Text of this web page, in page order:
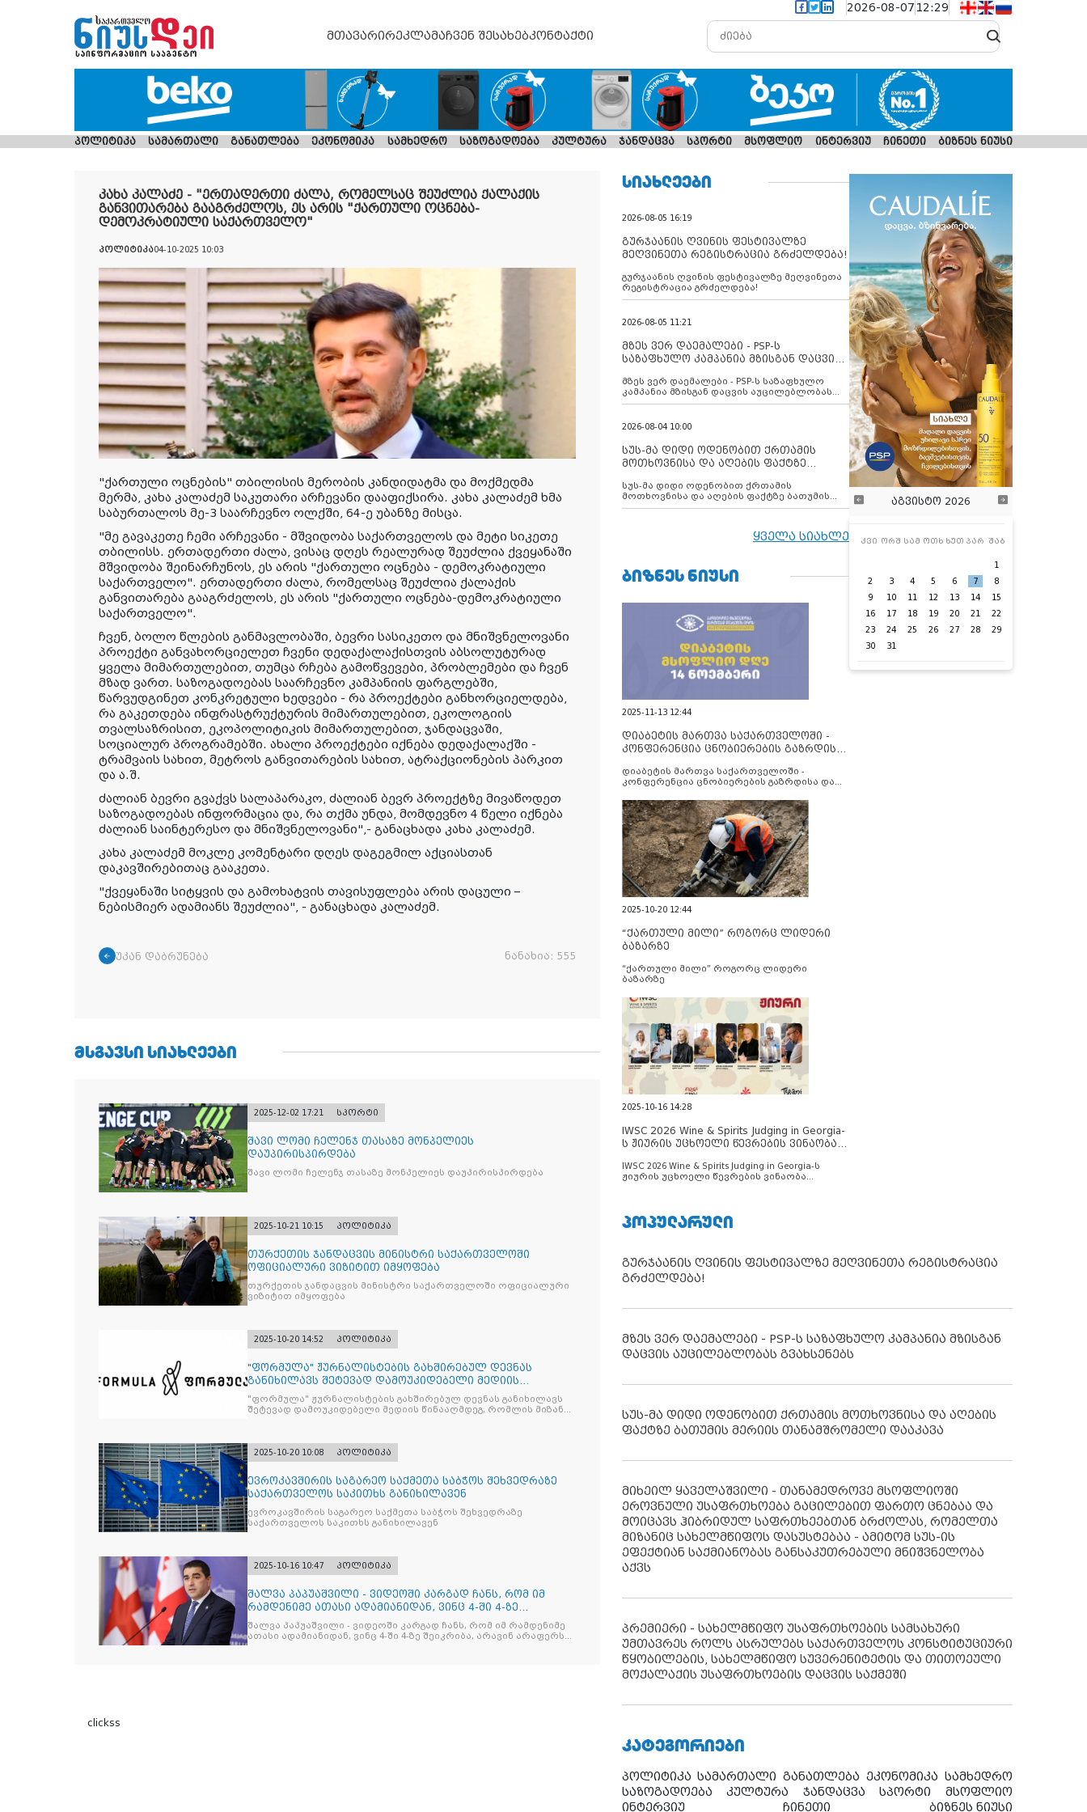
2026-08-07 12:29
მთავარირეკლამაჩვენ შესახებკონტაქტი
პოლიტიკა სამართალი განათლება ეკონომიკა სამხედრო საზოგადოება კულტურა ჯანდაცვა სპორტი მსოფლიო ინტერვიუ ჩინეთი ბიზნეს ნიუსი
კახა კალაძე - "ერთადერთი ძალა, რომელსაც შეუძლია ქალაქის
განვითარება გააგრძელოს, ეს არის "ქართული ოცნება-
დემოკრატიული საქართველო"
პოლიტიკა04-10-2025 10:03
"ქართული ოცნების" თბილისის მერობის კანდიდატმა და მოქმედმა
მერმა, კახა კალაძემ საკუთარი არჩევანი დააფიქსირა. კახა კალაძემ ხმა
საბურთალოს მე-3 საარჩევნო ოლქში, 64-ე უბანზე მისცა.
"მე გავაკეთე ჩემი არჩევანი - მშვიდობა საქართველოს და მეტი სიკეთე
თბილისს. ერთადერთი ძალა, ვისაც დღეს რეალურად შეუძლია ქვეყანაში
მშვიდობა შეინარჩუნოს, ეს არის "ქართული ოცნება - დემოკრატიული
საქართველო". ერთადერთი ძალა, რომელსაც შეუძლია ქალაქის
განვითარება გააგრძელოს, ეს არის "ქართული ოცნება-დემოკრატიული
საქართველო".
ჩვენ, ბოლო წლების განმავლობაში, ბევრი სასიკეთო და მნიშვნელოვანი
პროექტი განვახორციელეთ ჩვენი დედაქალაქისთვის აბსოლუტურად
ყველა მიმართულებით, თუმცა რჩება გამოწვევები, პრობლემები და ჩვენ
მზად ვართ. საზოგადოებას საარჩევნო კამპანიის ფარგლებში,
წარვუდგინეთ კონკრეტული ხედვები - რა პროექტები განხორციელდება,
რა გაკეთდება ინფრასტრუქტურის მიმართულებით, ეკოლოგიის
თვალსაზრისით, ეკოპოლიტიკის მიმართულებით, ჯანდაცვაში,
სოციალურ პროგრამებში. ახალი პროექტები იქნება დედაქალაქში -
ტრამვაის სახით, მეტროს განვითარების სახით, ატრაქციონების პარკით
და ა.შ.
ძალიან ბევრი გვაქვს სალაპარაკო, ძალიან ბევრ პროექტზე მივაწოდეთ
საზოგადოებას ინფორმაცია და, რა თქმა უნდა, მომდევნო 4 წელი იქნება
ძალიან საინტერესო და მნიშვნელოვანი",- განაცხადა კახა კალაძემ.
კახა კალაძემ მოკლე კომენტარი დღეს დაგეგმილ აქციასთან
დაკავშირებითაც გააკეთა.
"ქვეყანაში სიტყვის და გამოხატვის თავისუფლება არის დაცული –
ნებისმიერ ადამიანს შეუძლია", - განაცხადა კალაძემ.
უკან დაბრუნება ნანახია: 555
ᲛᲡᲒᲐᲕᲡᲘ ᲡᲘᲐᲮᲚᲔᲔᲑᲘ
2025-12-02 17:21 სპორტი
შავი ლომი ჩელენჯ თასაზე მონპელიეს
დაუპირისპირდება
შავი ლომი ჩელენჯ თასაზე მონპელიეს დაუპირისპირდება
2025-10-21 10:15 პოლიტიკა
თურქეთის ჯანდაცვის მინისტრი საქართველოში
ოფიციალური ვიზიტით იმყოფება
თურქეთის ჯანდაცვის მინისტრი საქართველოში ოფიციალური
ვიზიტით იმყოფება
2025-10-20 14:52 პოლიტიკა
"ფორმულა" ჟურნალისტების გახშირებულ დევნას
განიხილავს შეტევად დამოუკიდებელი მედიის
წინააღმდ
"ფორმულა" ჟურნალისტების გახშირებულ დევნას განიხილავს
შეტევად დამოუკიდებელი მედიის წინააღმდეგ, რომლის მიზანი
2025-10-20 10:08 პოლიტიკა
ევროკავშირის საგარეო საქმეთა საბჭოს შეხვედრაზე
საქართველოს საკითხს განიხილავენ
ევროკავშირის საგარეო საქმეთა საბჭოს შეხვედრაზე
საქართველოს საკითხს განიხილავენ
2025-10-16 10:47 პოლიტიკა
შალვა პაპუაშვილი - ვიდეოში კარგად ჩანს, რომ იმ
რამდენიმე ათასი ადამიანიდან, ვინც 4-ში 4-ზე
შეიკრიბა,
შალვა პაპუაშვილი - ვიდეოში კარგად ჩანს, რომ იმ რამდენიმე
ათასი ადამიანიდან, ვინც 4-ში 4-ზე შეიკრიბა, არავინ არაფერს
clickss
ᲡᲘᲐᲮᲚᲔᲔᲑᲘ
2026-08-05 16:19
გურჯაანის ღვინის ფესტივალზე
მეღვინეთა რეგისტრაცია გრძელდება!
გურჯაანის ღვინის ფესტივალზე მეღვინეთა
რეგისტრაცია გრძელდება!
2026-08-05 11:21
მზეს ვერ დაემალები - PSP-ს
საზაფხულო კამპანია მზისგან დაცვის
მზეს ვერ დაემალები - PSP-ს საზაფხულო
კამპანია მზისგან დაცვის აუცილებლობას
გვახსენებს
2026-08-04 10:00
სუს-მა დიდი ოდენობით ქრთამის
მოთხოვნისა და აღების ფაქტზე
დააკავა
სუს-მა დიდი ოდენობით ქრთამის
მოთხოვნისა და აღების ფაქტზე ბათუმის
მერიის თანამშრომელი დააკავა
ყველა სიახლე
ᲑᲘᲖᲜᲔᲡ ᲜᲘᲣᲡᲘ
2025-11-13 12:44
დიაბეტის მართვა საქართველოში -
კონფერენცია ცნობიერების გაზრდისა
დიაბეტის მართვა საქართველოში -
კონფერენცია ცნობიერების გაზრდისა და
2025-10-20 12:44
“ქართული მილი” როგორც ლიდერი
ბაზარზე
“ქართული მილი” როგორც ლიდერი
ბაზარზე
2025-10-16 14:28
IWSC 2026 Wine & Spirits Judging in Georgia-
ს ჟიურის უცხოელი წევრების ვინაობა
IWSC 2026 Wine & Spirits Judging in Georgia-ს
ჟიურის უცხოელი წევრების ვინაობა
აგვისტო 2026
კვი ორშ სამ ოთხ ხუთ პარ შაბ
1
2
3 4 5 6 7
8
9
10 11 12 13 14
15
16
17 18 19 20 21
22
23
24 25 26 27 28
29
30
31
ᲞᲝᲞᲣᲚᲐᲠᲣᲚᲘ
გურჯაანის ღვინის ფესტივალზე მეღვინეთა რეგისტრაცია
გრძელდება!
მზეს ვერ დაემალები - PSP-ს საზაფხულო კამპანია მზისგან
დაცვის აუცილებლობას გვახსენებს
სუს-მა დიდი ოდენობით ქრთამის მოთხოვნისა და აღების
ფაქტზე ბათუმის მერიის თანამშრომელი დააკავა
მიხეილ ყაველაშვილი - თანამედროვე მსოფლიოში
ეროვნული უსაფრთხოება გაცილებით ფართო ცნებაა და
მოიცავს ჰიბრიდულ საფრთხეებთან ბრძოლას, რომელთა
მიზანიც სახელმწიფოს დასუსტებაა - ამიტომ სუს-ის
ეფექტიან საქმიანობას განსაკუთრებული მნიშვნელობა
აქვს
პრემიერი - სახელმწიფო უსაფრთხოების სამსახური
უმთავრეს როლს ასრულებს საქართველოს კონსტიტუციური
წყობილების, სახელმწიფო სუვერენიტეტის და თითოეული
მოქალაქის უსაფრთხოების დაცვის საქმეში
ᲙᲐᲢᲔᲒᲝᲠᲘᲔᲑᲘ
პოლიტიკა სამართალი განათლება ეკონომიკა სამხედრო
საზოგადოება
კულტურა ჯანდაცვა სპორტი
მსოფლიო
ინტერვიუ
ჩინეთი ბიზნეს ნიუსი